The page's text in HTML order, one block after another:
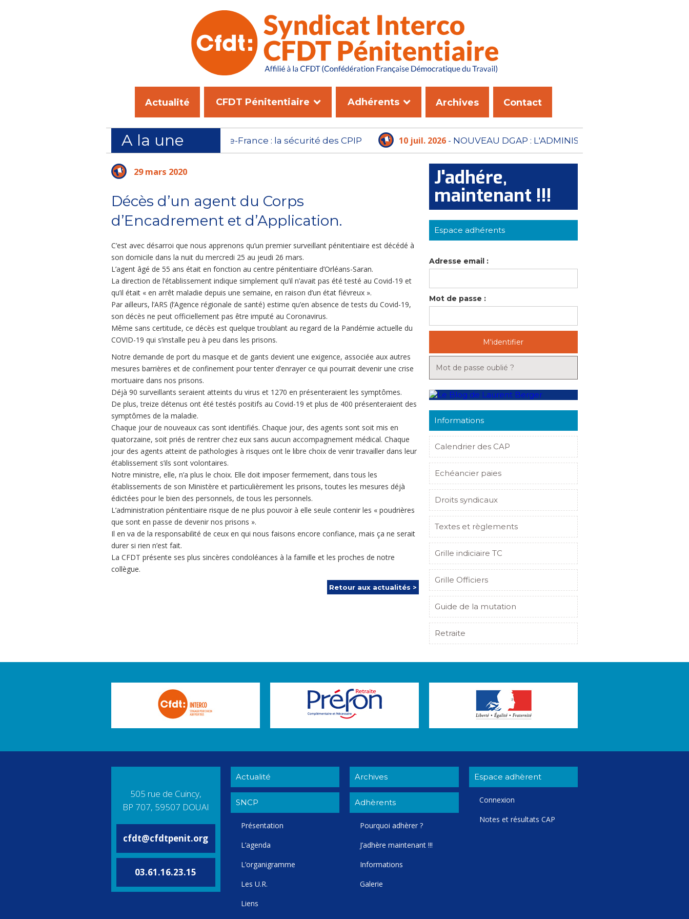
Actualité CFDT Pénitentiaire Adhérents Archives Contact
A la une
au SPIP de Fort-de-France : la sécurité des CPIP 10 juil. 2026- NOUVEAU DGAP : L'ADMINISTRATION PÉNITENTIAIRE N'A
PLUS LE TEMPS D'ATTENDRE
29 mars 2020
Décès d’un agent du Corps
d’Encadrement et d’Application.
C’est avec désarroi que nous apprenons qu’un premier surveillant pénitentiaire est décédé à
son domicile dans la nuit du mercredi 25 au jeudi 26 mars.
L’agent âgé de 55 ans était en fonction au centre pénitentiaire d’Orléans-Saran.
La direction de l’établissement indique simplement qu’il n’avait pas été testé au Covid-19 et
qu’il était « en arrêt maladie depuis une semaine, en raison d’un état fiévreux ».
Par ailleurs, l’ARS (l’Agence régionale de santé) estime qu’en absence de tests du Covid-19,
son décès ne peut officiellement pas être imputé au Coronavirus.
Même sans certitude, ce décès est quelque troublant au regard de la Pandémie actuelle du
COVID-19 qui s’installe peu à peu dans les prisons.
Notre demande de port du masque et de gants devient une exigence, associée aux autres
mesures barrières et de confinement pour tenter d’enrayer ce qui pourrait devenir une crise
mortuaire dans nos prisons.
Déjà 90 surveillants seraient atteints du virus et 1270 en présenteraient les symptômes.
De plus, treize détenus ont été testés positifs au Covid-19 et plus de 400 présenteraient des
symptômes de la maladie.
Chaque jour de nouveaux cas sont identifiés. Chaque jour, des agents sont soit mis en
quatorzaine, soit priés de rentrer chez eux sans aucun accompagnement médical. Chaque
jour des agents atteint de pathologies à risques ont le libre choix de venir travailler dans leur
établissement s’ils sont volontaires.
Notre ministre, elle, n’a plus le choix. Elle doit imposer fermement, dans tous les
établissements de son Ministère et particulièrement les prisons, toutes les mesures déjà
édictées pour le bien des personnels, de tous les personnels.
L’administration pénitentiaire risque de ne plus pouvoir à elle seule contenir les « poudrières
que sont en passe de devenir nos prisons ».
Il en va de la responsabilité de ceux en qui nous faisons encore confiance, mais ça ne serait
durer si rien n’est fait.
La CFDT présente ses plus sincères condoléances à la famille et les proches de notre
collègue.
Retour aux actualités >
J'adhére,
maintenant !!!
Espace adhérents
Adresse email :
Mot de passe :
M'identifier
Mot de passe oublié ?
Informations
Calendrier des CAP
Echéancier paies
Droits syndicaux
Textes et règlements
Grille indiciaire TC
Grille Officiers
Guide de la mutation
Retraite
505 rue de Cuincy,
BP 707, 59507 DOUAI
cfdt@cfdtpenit.org
03.61.16.23.15
Actualité
SNCP
Présentation
L’agenda
L’organigramme
Les U.R.
Liens
Archives
Adhèrents
Pourquoi adhèrer ?
J’adhère maintenant !!!
Informations
Galerie
Espace adhèrent
Connexion
Notes et résultats CAP